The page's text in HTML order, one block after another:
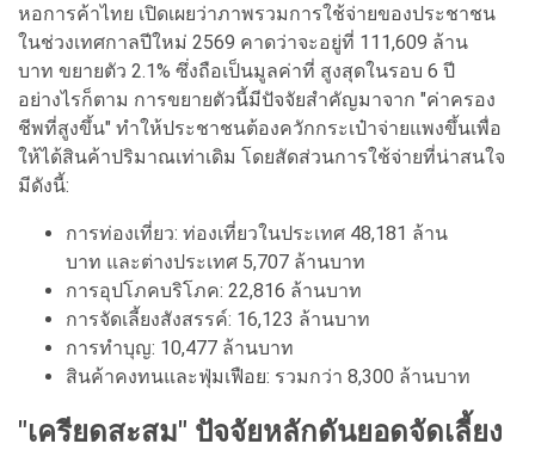
หอการค้าไทย เปิดเผยว่าภาพรวมการใช้จ่ายของประชาชน
ในช่วงเทศกาลปีใหม่ 2569 คาดว่าจะอยู่ที่ 111,609 ล้าน
บาท ขยายตัว 2.1% ซึ่งถือเป็นมูลค่าที่ สูงสุดในรอบ 6 ปี
อย่างไรก็ตาม การขยายตัวนี้มีปัจจัยสำคัญมาจาก "ค่าครอง
ชีพที่สูงขึ้น" ทำให้ประชาชนต้องควักกระเป๋าจ่ายแพงขึ้นเพื่อ
ให้ได้สินค้าปริมาณเท่าเดิม โดยสัดส่วนการใช้จ่ายที่น่าสนใจ
มีดังนี้:
การท่องเที่ยว: ท่องเที่ยวในประเทศ 48,181 ล้าน
บาท และต่างประเทศ 5,707 ล้านบาท
การอุปโภคบริโภค: 22,816 ล้านบาท
การจัดเลี้ยงสังสรรค์: 16,123 ล้านบาท
การทำบุญ: 10,477 ล้านบาท
สินค้าคงทนและฟุ่มเฟือย: รวมกว่า 8,300 ล้านบาท
"เครียดสะสม" ปัจจัยหลักดันยอดจัดเลี้ยง